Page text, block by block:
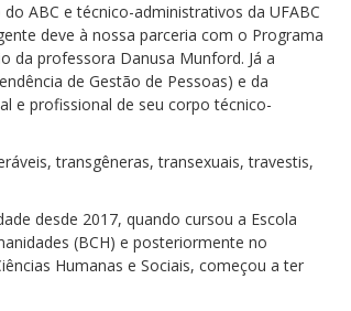
ABC e técnico-administrativos da UFABC
deve à nossa parceria com o Programa
da professora Danusa Munford. Já a
de Gestão de Pessoas) e da
e profissional de seu corpo técnico-
transgêneras, transexuais, travestis,
desde 2017, quando cursou a Escola
(BCH) e posteriormente no
Humanas e Sociais, começou a ter